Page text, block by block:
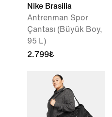
Nike Brasilia
Antrenman Spor
Çantası (Büyük Boy,
95 L)
2.799₺